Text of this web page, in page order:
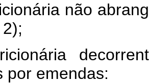
não
por emendas: